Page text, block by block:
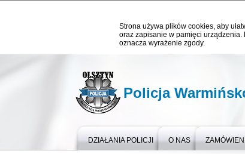
Strona używa plików cookies, aby
oraz zapisanie w pamięci
oznacza wyrażenie zgody.
Policja
DZIAŁANIA POLICJI O NAS